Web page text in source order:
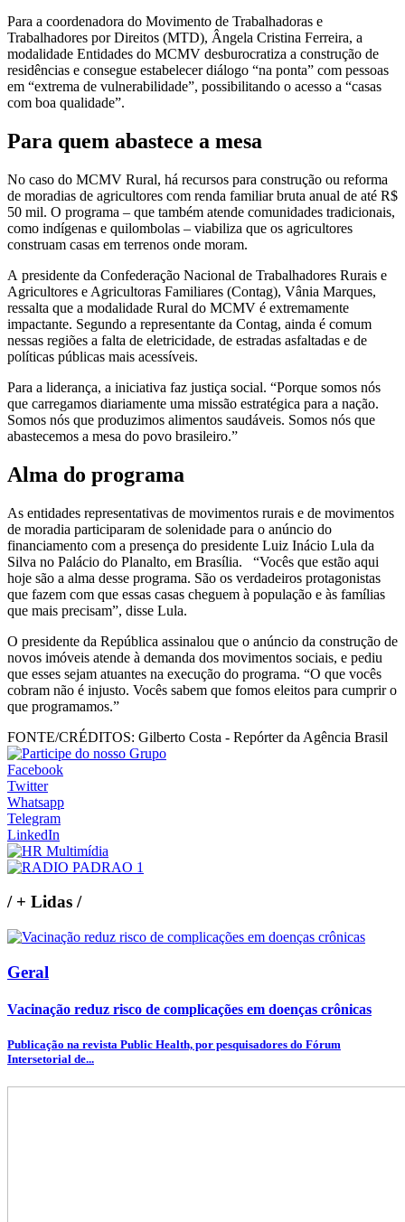
Para a coordenadora do Movimento de Trabalhadoras e
Trabalhadores por Direitos (MTD), Ângela Cristina Ferreira, a
modalidade Entidades do MCMV desburocratiza a construção de
residências e consegue estabelecer diálogo “na ponta” com pessoas
em “extrema de vulnerabilidade”, possibilitando o acesso a “casas
com boa qualidade”.
Para quem abastece a mesa
No caso do MCMV Rural, há recursos para construção ou reforma
de moradias de agricultores com renda familiar bruta anual de até R$
50 mil. O programa – que também atende comunidades tradicionais,
como indígenas e quilombolas – viabiliza que os agricultores
construam casas em terrenos onde moram.
A presidente da Confederação Nacional de Trabalhadores Rurais e
Agricultores e Agricultoras Familiares (Contag), Vânia Marques,
ressalta que a modalidade Rural do MCMV é extremamente
impactante. Segundo a representante da Contag, ainda é comum
nessas regiões a falta de eletricidade, de estradas asfaltadas e de
políticas públicas mais acessíveis.
Para a liderança, a iniciativa faz justiça social. “Porque somos nós
que carregamos diariamente uma missão estratégica para a nação.
Somos nós que produzimos alimentos saudáveis. Somos nós que
abastecemos a mesa do povo brasileiro.”
Alma do programa
As entidades representativas de movimentos rurais e de movimentos
de moradia participaram de solenidade para o anúncio do
financiamento com a presença do presidente Luiz Inácio Lula da
Silva no Palácio do Planalto, em Brasília. “Vocês que estão aqui
hoje são a alma desse programa. São os verdadeiros protagonistas
que fazem com que essas casas cheguem à população e às famílias
que mais precisam”, disse Lula.
O presidente da República assinalou que o anúncio da construção de
novos imóveis atende à demanda dos movimentos sociais, e pediu
que esses sejam atuantes na execução do programa. “O que vocês
cobram não é injusto. Vocês sabem que fomos eleitos para cumprir o
que programamos.”
FONTE/CRÉDITOS: Gilberto Costa - Repórter da Agência Brasil
Facebook
Twitter
Whatsapp
Telegram
LinkedIn
/+ Lidas /
Geral
Vacinação reduz risco de complicações em doenças crônicas
Publicação na revista Public Health, por pesquisadores do Fórum
Intersetorial de...